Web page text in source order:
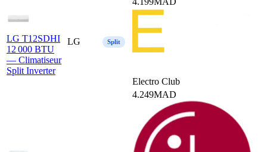
LG T12SDHI
12 000 BTU
— Climatiseur
Split Inverter
LG Split
Electro Club
4.249MAD